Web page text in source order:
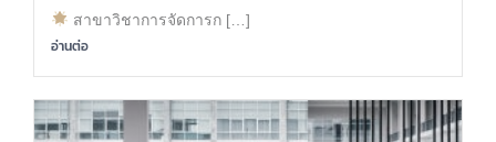
สาขาวิชาการจัดการก […]
อ่านต่อ